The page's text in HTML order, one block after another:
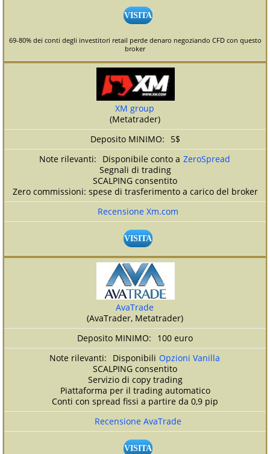
VISITA
69-80% dei conti degli investitori retail perde denaro negoziando CFD con questo
broker
XM group
(Metatrader)
5$
Disponibile conto a ZeroSpread
Segnali di trading
SCALPING consentito
Zero commissioni: spese di trasferimento a carico del broker
Recensione Xm.com
VISITA
AvaTrade
(AvaTrader, Metatrader)
100 euro
Disponibili Opzioni Vanilla
SCALPING consentito
Servizio di copy trading
Piattaforma per il trading automatico
Conti con spread fissi a partire da 0,9 pip
Recensione AvaTrade
VISITA